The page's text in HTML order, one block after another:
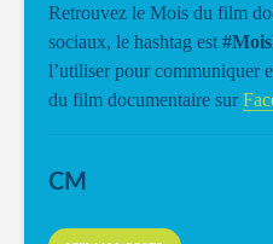
Retrouvez le Mois du film
sociaux, le hashtag est
l’utiliser pour communiquer
du film documentaire sur
CM